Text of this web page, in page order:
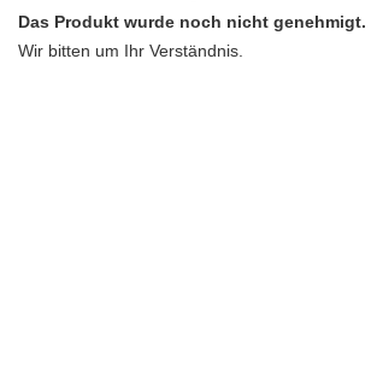
Das Produkt wurde noch nicht genehmigt.
Wir bitten um Ihr Verständnis.